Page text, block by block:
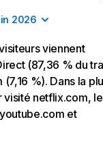
2026
viennent
(87,36 % du
%). Dans la
visité netflix.com,
et